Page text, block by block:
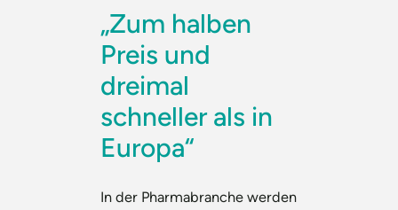
„Zum halben
Preis und
dreimal
schneller als in
Europa“
In der Pharmabranche werden